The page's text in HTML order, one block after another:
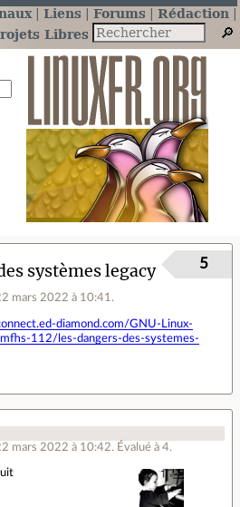
Liens Forums
Rédaction
Libres
systèmes legacy
mars 2022 à 10:41 .
5
diamond.com/GNU-Linux-
112/les-dangers-des-systemes-
mars 2022 à 10:42. Évalué à 4.